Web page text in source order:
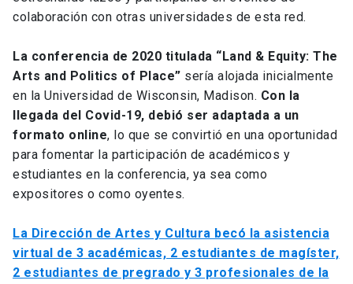
colaboración con otras universidades de esta red.
La conferencia de 2020 titulada “Land & Equity: The
Arts and Politics of Place” sería alojada inicialmente
en la Universidad de Wisconsin, Madison. Con la
llegada del Covid-19, debió ser adaptada a un
formato online, lo que se convirtió en una oportunidad
para fomentar la participación de académicos y
estudiantes en la conferencia, ya sea como
expositores o como oyentes.
La Dirección de Artes y Cultura becó la asistencia
virtual de 3 académicas, 2 estudiantes de magíster,
2 estudiantes de pregrado y 3 profesionales de la